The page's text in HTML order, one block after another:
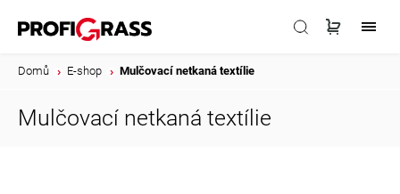
Domů E-shop Mulčovací netkaná textílie
Mulčovací netkaná textílie